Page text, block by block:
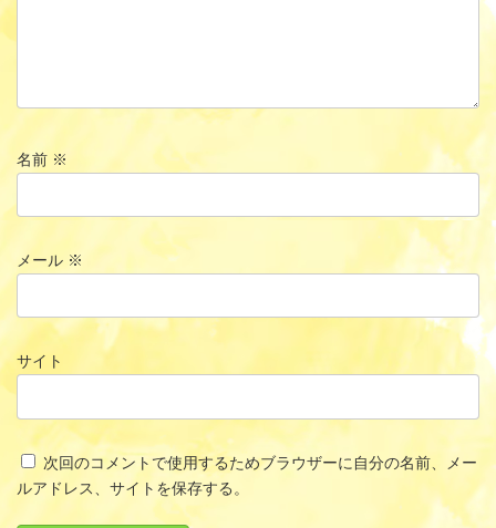
名前 ※
メール ※
サイト
次回のコメントで使用するためブラウザーに自分の名前、メー
ルアドレス、サイトを保存する。